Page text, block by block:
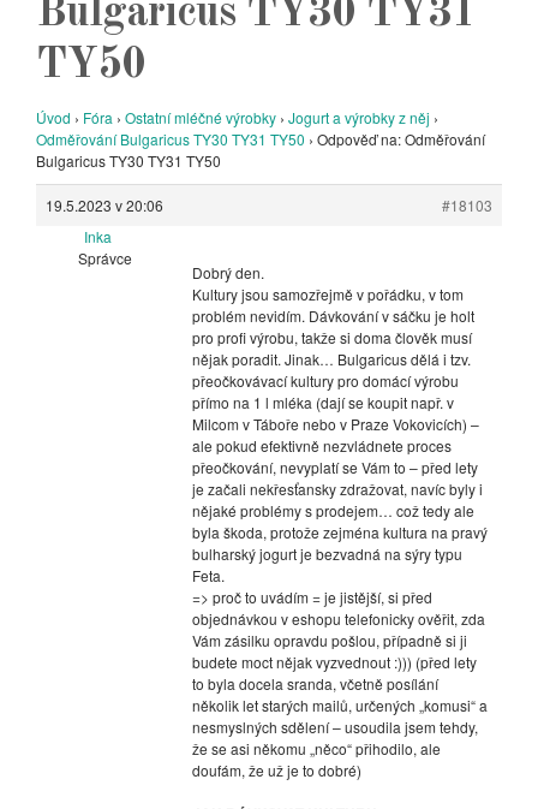
Bulgaricus TY30 TY31
TY50
Úvod › Fóra › Ostatní mléčné výrobky › Jogurt a výrobky z něj ›
Odměřování Bulgaricus TY30 TY31 TY50 › Odpověď na: Odměřování
Bulgaricus TY30 TY31 TY50
19.5.2023 v 20:06
#18103
Inka
Správce
Dobrý den.
Kultury jsou samozřejmě v pořádku, v tom
problém nevidím. Dávkování v sáčku je holt
pro profi výrobu, takže si doma člověk musí
nějak poradit. Jinak… Bulgaricus dělá i tzv.
přeočkovávací kultury pro domácí výrobu
přímo na 1 l mléka (dají se koupit např. v
Milcom v Táboře nebo v Praze Vokovicích) –
ale pokud efektivně nezvládnete proces
přeočkování, nevyplatí se Vám to – před lety
je začali nekřesťansky zdražovat, navíc byly i
nějaké problémy s prodejem… což tedy ale
byla škoda, protože zejména kultura na pravý
bulharský jogurt je bezvadná na sýry typu
Feta.
=> proč to uvádím = je jistější, si před
objednávkou v eshopu telefonicky ověřit, zda
Vám zásilku opravdu pošlou, případně si ji
budete moct nějak vyzvednout :))) (před lety
to byla docela sranda, včetně posílání
několik let starých mailů, určených „komusi“ a
nesmyslných sdělení – usoudila jsem tehdy,
že se asi někomu „něco“ přihodilo, ale
doufám, že už je to dobré)